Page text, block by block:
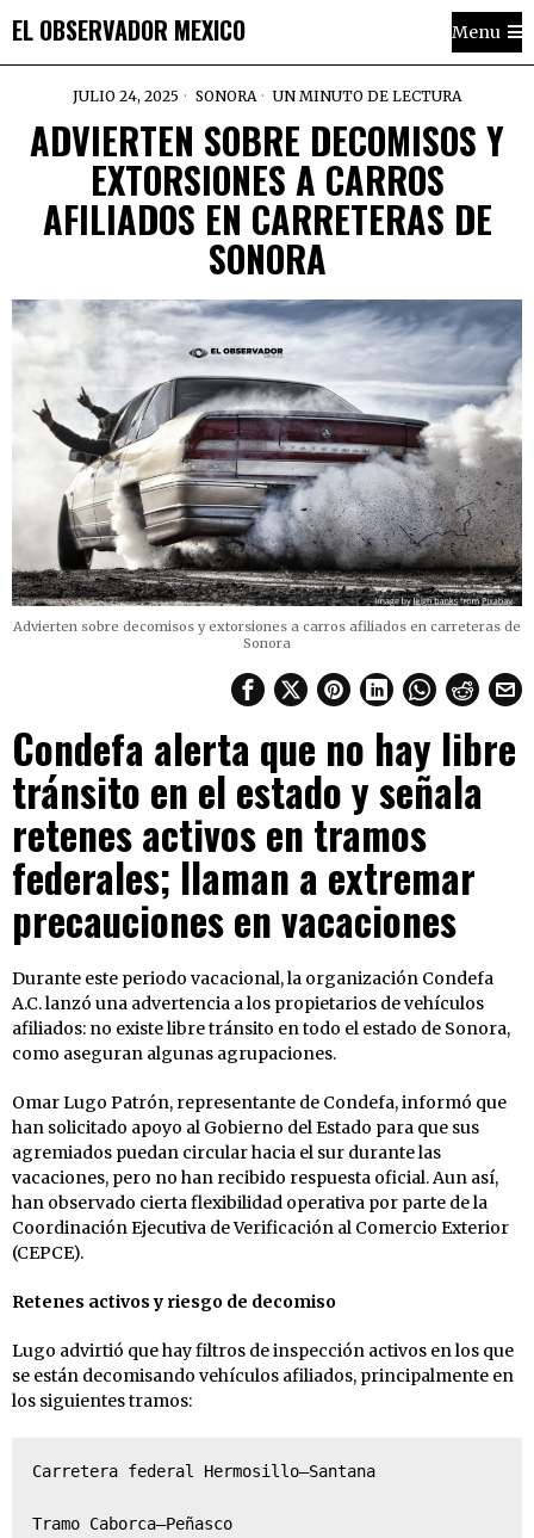
EL OBSERVADOR MEXICO Menu
JULIO 24, 2025 SONORA UN MINUTO DE LECTURA
ADVIERTEN SOBRE DECOMISOS Y
EXTORSIONES A CARROS
AFILIADOS EN CARRETERAS DE
SONORA
Advierten sobre decomisos y extorsiones a carros afiliados en carreteras de
Sonora
Condefa alerta que no hay libre
tránsito en el estado y señala
retenes activos en tramos
federales; llaman a extremar
precauciones en vacaciones
Durante este periodo vacacional, la organización Condefa
A.C. lanzó una advertencia a los propietarios de vehículos
afiliados: no existe libre tránsito en todo el estado de Sonora,
como aseguran algunas agrupaciones.
Omar Lugo Patrón, representante de Condefa, informó que
han solicitado apoyo al Gobierno del Estado para que sus
agremiados puedan circular hacia el sur durante las
vacaciones, pero no han recibido respuesta oficial. Aun así,
han observado cierta flexibilidad operativa por parte de la
Coordinación Ejecutiva de Verificación al Comercio Exterior
(CEPCE).
Retenes activos y riesgo de decomiso
Lugo advirtió que hay filtros de inspección activos en los que
se están decomisando vehículos afiliados, principalmente en
los siguientes tramos:
Carretera federal Hermosillo–Santana
Tramo Caborca–Peñasco